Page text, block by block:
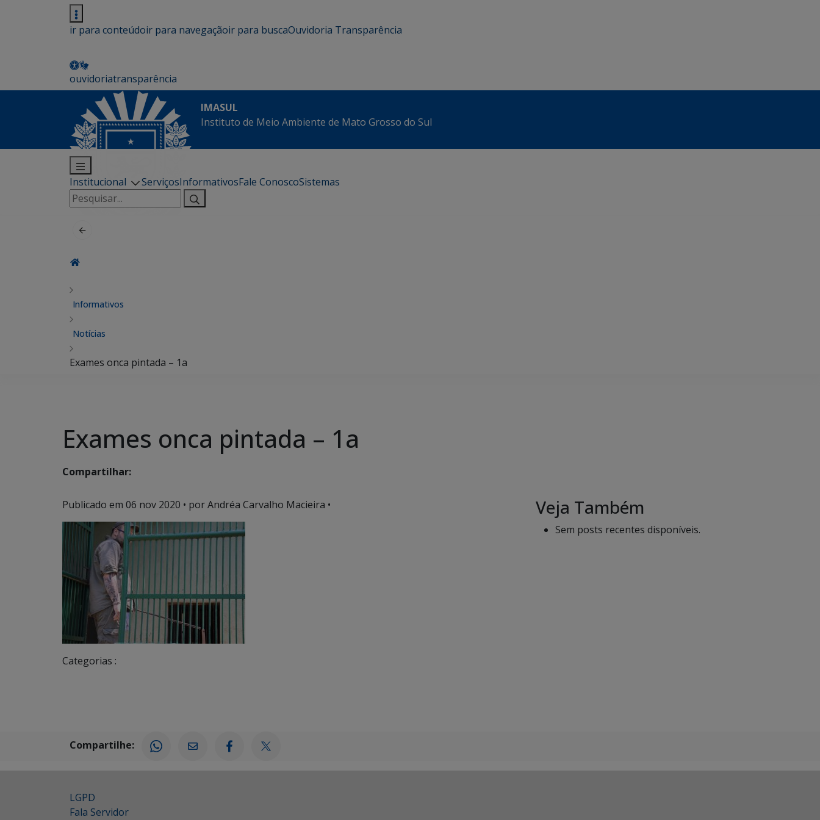
ir para conteúdoir para navegaçãoir para buscaOuvidoria Transparência
ouvidoriatransparência
IMASUL
Instituto de Meio Ambiente de Mato Grosso do Sul
Institucional ServiçosInformativosFale ConoscoSistemas
Pesquisar
por:
Informativos
Notícias
Exames onca pintada – 1a
Exames onca pintada – 1a
Compartilhar:
Publicado em 06 nov 2020 • por Andréa Carvalho Macieira •
Categorias :
Veja Também
Sem posts recentes disponíveis.
Compartilhe:
LGPD
Fala Servidor